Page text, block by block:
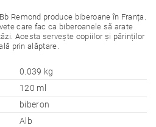
Remond produce biberoane în Franța.
care fac ca biberoanele să arate
Acesta servește copiilor și părinților
prin alăptare.
0.039 kg
120 ml
biberon
Alb